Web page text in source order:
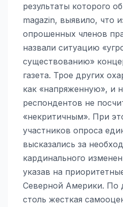
результаты которого
magazin, выявило, что
опрошенных членов
назвали ситуацию
существованию»
газета. Трое других
как «напряженную», и
респондентов не
«некритичным». При
участников опроса
высказались за
кардинального
указав на
Северной Америки. По
столь жесткая